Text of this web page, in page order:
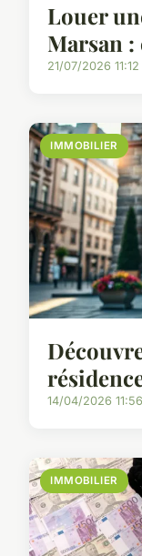
Louer
Marsan
21/07/2026 11:12
IMMOBILIER
14/04/2026 11:56
IMMOBILIER